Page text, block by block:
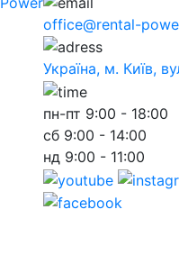
office@rental-
Україна, м. Київ,
пн-пт 9:00 - 18:00
сб 9:00 - 14:00
нд 9:00 - 11:00